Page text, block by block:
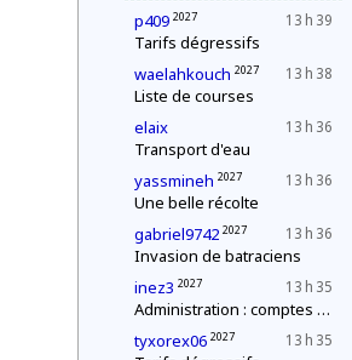
13 h 39
p409 2027
Tarifs dégressifs
13 h 38
waelahkouch 2027
Liste de courses
13 h 36
elaix
Transport d'eau
13 h 36
yassmineh 2027
Une belle récolte
13 h 36
gabriel9742 2027
Invasion de batraciens
13 h 35
inez3 2027
Administration : comptes annuels
13 h 35
tyxorex06 2027